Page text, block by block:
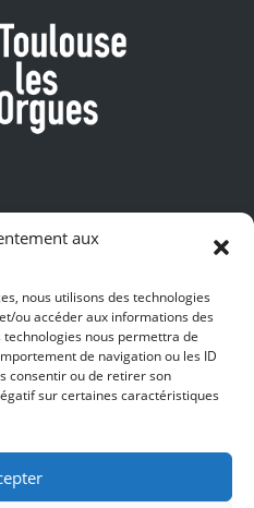
aux
nous utilisons des technologies
ou accéder aux informations des
nous permettra de
de navigation ou les ID
consentir ou de retirer son
sur certaines caractéristiques